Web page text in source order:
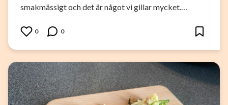
smakmässigt och det är något vi gillar mycket.…
0 0